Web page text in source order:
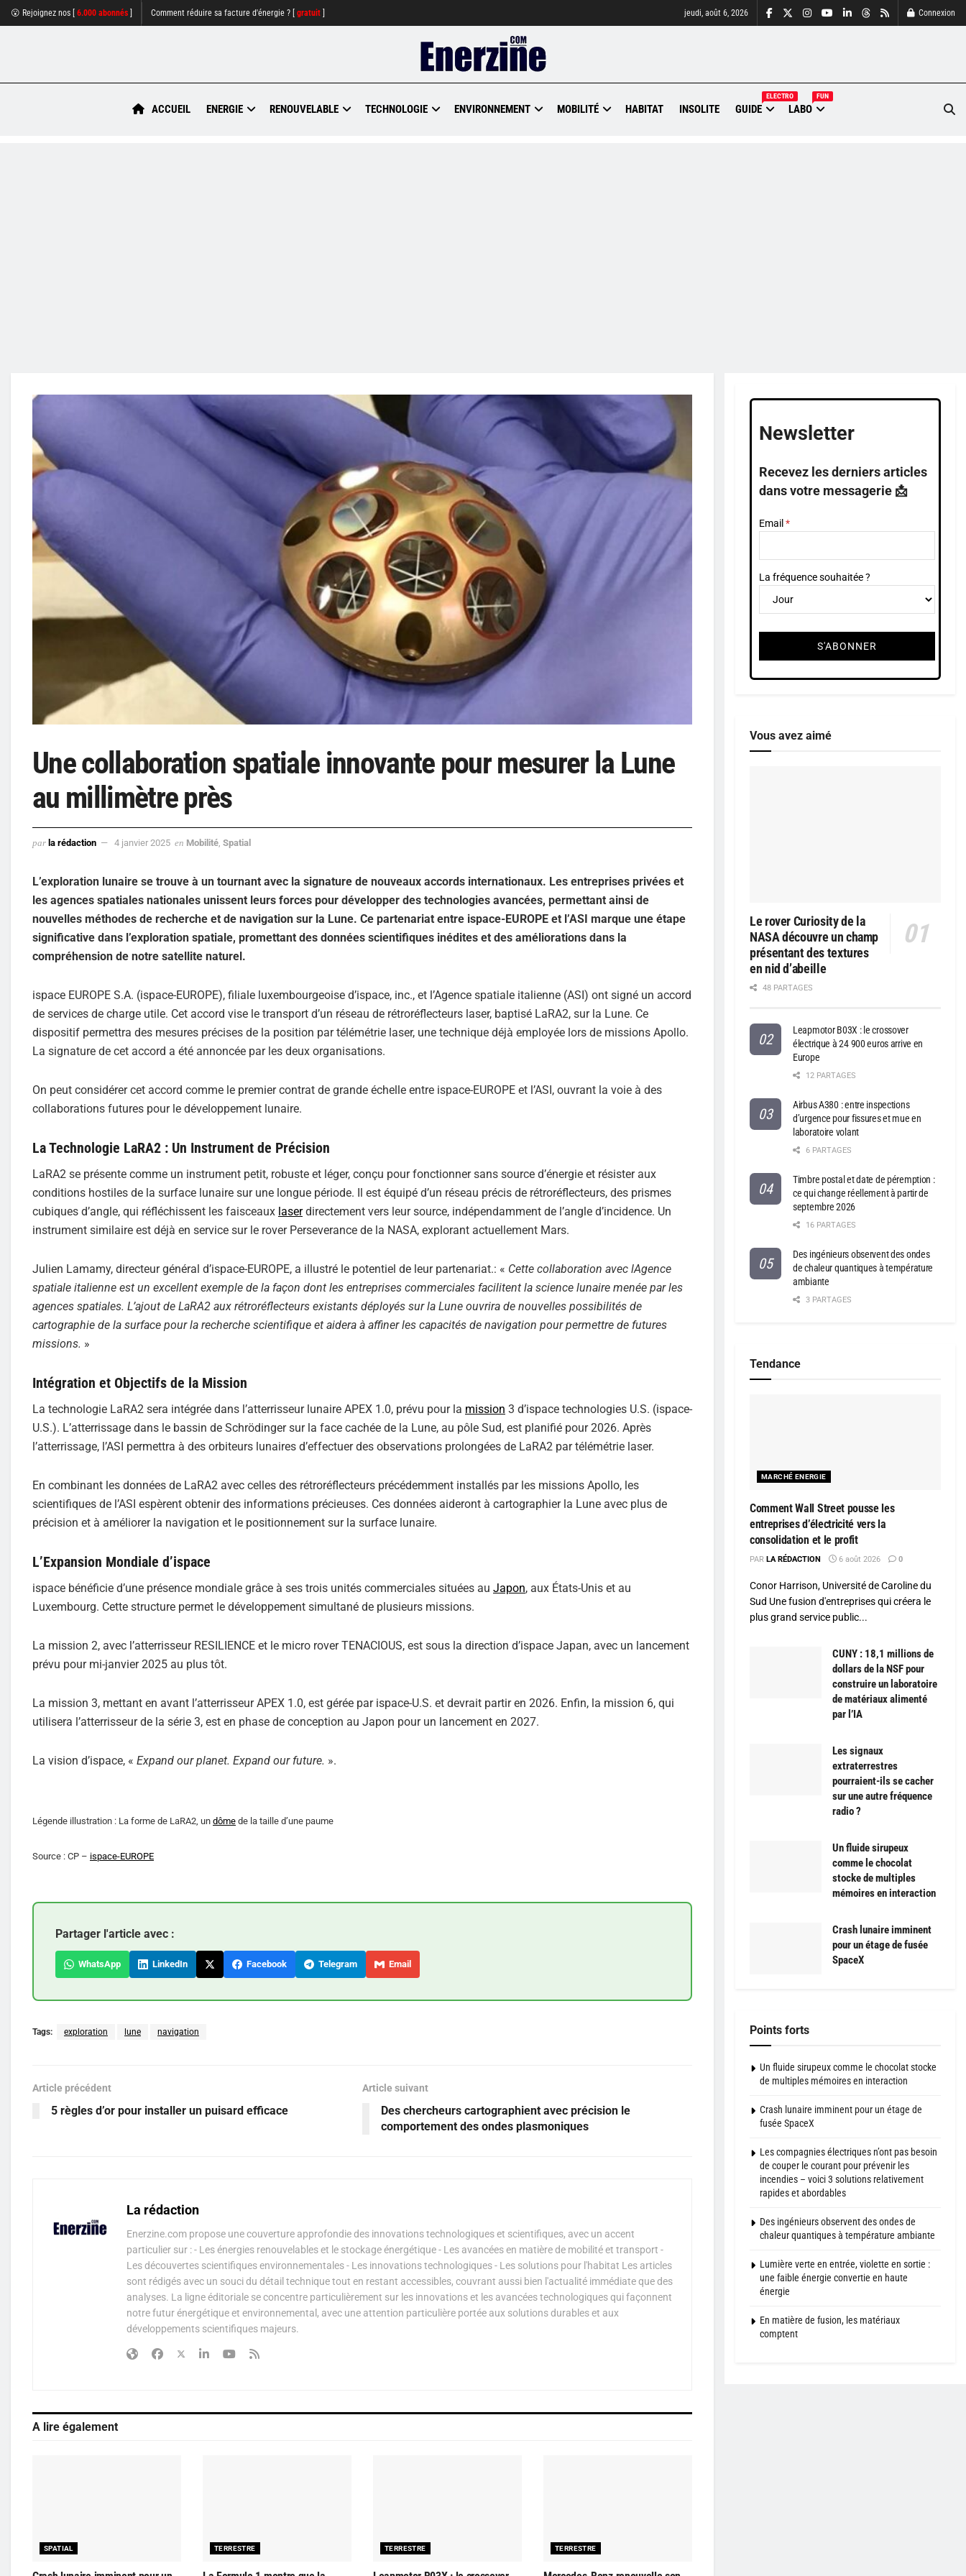
😮 Rejoignez nos [ 6.000 abonnés Comment réduire sa facture d'énergie ? [ gratuit jeudi, août 6, 2026 Connexion
ACCUEIL ENERGIE RENOUVELABLE TECHNOLOGIE ENVIRONNEMENT MOBILITÉ HABITAT INSOLITE GUIDE
ELECTRO
LABO
FUN
Une collaboration spatiale innovante pour mesurer la Lune
au millimètre près
par la rédaction 4 janvier 2025 en Mobilité Spatial
L’exploration lunaire se trouve à un tournant avec la signature de nouveaux accords internationaux. Les entreprises privées et
les agences spatiales nationales unissent leurs forces pour développer des technologies avancées, permettant ainsi de
nouvelles méthodes de recherche et de navigation sur la Lune. Ce partenariat entre ispace-EUROPE et l’ASI marque une étape
significative dans l’exploration spatiale, promettant des données scientifiques inédites et des améliorations dans la
compréhension de notre satellite naturel.
ispace EUROPE S.A. (ispace-EUROPE), filiale luxembourgeoise d’ispace, inc., et l’Agence spatiale italienne (ASI) ont signé un accord
de services de charge utile. Cet accord vise le transport d’un réseau de rétroréflecteurs laser, baptisé LaRA2, sur la Lune. Ce
dispositif permettra des mesures précises de la position par télémétrie laser, une technique déjà employée lors de missions Apollo.
La signature de cet accord a été annoncée par les deux organisations.
On peut considérer cet accord comme le premier contrat de grande échelle entre ispace-EUROPE et l’ASI, ouvrant la voie à des
collaborations futures pour le développement lunaire.
La Technologie LaRA2 : Un Instrument de Précision
LaRA2 se présente comme un instrument petit, robuste et léger, conçu pour fonctionner sans source d’énergie et résister aux
conditions hostiles de la surface lunaire sur une longue période. Il est équipé d’un réseau précis de rétroréflecteurs, des prismes
cubiques d’angle, qui réfléchissent les faisceaux laserdirectement vers leur source, indépendamment de l’angle d’incidence. Un
instrument similaire est déjà en service sur le rover Perseverance de la NASA, explorant actuellement Mars.
Julien Lamamy, directeur général d’ispace-EUROPE, a illustré le potentiel de leur partenariat.: « Cette collaboration avec lAgence
spatiale italienne est un excellent exemple de la façon dont les entreprises commerciales facilitent la science lunaire menée par les
agences spatiales. L’ajout de LaRA2 aux rétroréflecteurs existants déployés sur la Lune ouvrira de nouvelles possibilités de
cartographie de la surface pour la recherche scientifique et aidera à affiner les capacités de navigation pour permettre de futures
missions. »
Intégration et Objectifs de la Mission
La technologie LaRA2 sera intégrée dans l’atterrisseur lunaire APEX 1.0, prévu pour la mission 3 d’ispace technologies U.S. (ispace-
U.S.). L’atterrissage dans le bassin de Schrödinger sur la face cachée de la Lune, au pôle Sud, est planifié pour 2026. Après
l’atterrissage, l’ASI permettra à des orbiteurs lunaires d’effectuer des observations prolongées de LaRA2 par télémétrie laser.
En combinant les données de LaRA2 avec celles des rétroréflecteurs précédemment installés par les missions Apollo, les
scientifiques de l’ASI espèrent obtenir des informations précieuses. Ces données aideront à cartographier la Lune avec plus de
précision et à améliorer la navigation et le positionnement sur la surface lunaire.
L’Expansion Mondiale d’ispace
ispace bénéficie d’une présence mondiale grâce à ses trois unités commerciales situées au Japon, aux États-Unis et au
Luxembourg. Cette structure permet le développement simultané de plusieurs missions.
La mission 2, avec l’atterrisseur RESILIENCE et le micro rover TENACIOUS, est sous la direction d’ispace Japan, avec un lancement
prévu pour mi-janvier 2025 au plus tôt.
La mission 3, mettant en avant l’atterrisseur APEX 1.0, est gérée par ispace-U.S. et devrait partir en 2026. Enfin, la mission 6, qui
utilisera l’atterrisseur de la série 3, est en phase de conception au Japon pour un lancement en 2027.
La vision d’ispace, « Expand our planet. Expand our future. ».
Légende illustration : La forme de LaRA2, un dôme de la taille d’une paume
Source : CP – ispace-EUROPE
Partager l'article avec :
WhatsApp LinkedIn Facebook Telegram Email
Tags: exploration lune navigation
Article précédent
5 règles d’or pour installer un puisard efficace
Article suivant
Des chercheurs cartographient avec précision le
comportement des ondes plasmoniques
La rédaction
Enerzine.com propose une couverture approfondie des innovations technologiques et scientifiques, avec un accent
particulier sur : - Les énergies renouvelables et le stockage énergétique - Les avancées en matière de mobilité et transport -
Les découvertes scientifiques environnementales - Les innovations technologiques - Les solutions pour l'habitat Les articles
sont rédigés avec un souci du détail technique tout en restant accessibles, couvrant aussi bien l'actualité immédiate que des
analyses. La ligne éditoriale se concentre particulièrement sur les innovations et les avancées technologiques qui façonnent
notre futur énergétique et environnemental, avec une attention particulière portée aux solutions durables et aux
développements scientifiques majeurs.
A lire également
SPATIAL TERRESTRE TERRESTRE TERRESTRE
Newsletter
Recevez les derniers articles
dans votre messagerie 📩
Email
La fréquence souhaitée ?
Vous avez aimé
Le rover Curiosity de la
NASA découvre un champ
présentant des textures
en nid d’abeille
48 PARTAGES
Leapmotor B03X : le crossover
électrique à 24 900 euros arrive en
Europe
12 PARTAGES
Airbus A380 : entre inspections
d’urgence pour fissures et mue en
laboratoire volant
6 PARTAGES
Timbre postal et date de péremption :
ce qui change réellement à partir de
septembre 2026
16 PARTAGES
Des ingénieurs observent des ondes
de chaleur quantiques à température
ambiante
3 PARTAGES
Tendance
MARCHÉ ENERGIE
Comment Wall Street pousse les
entreprises d’électricité vers la
consolidation et le profit
PAR LA RÉDACTION 6 août 2026 0
Conor Harrison, Université de Caroline du
Sud Une fusion d'entreprises qui créera le
plus grand service public...
CUNY : 18,1 millions de
dollars de la NSF pour
construire un laboratoire
de matériaux alimenté
par l’IA
Les signaux
extraterrestres
pourraient-ils se cacher
sur une autre fréquence
radio ?
Un fluide sirupeux
comme le chocolat
stocke de multiples
mémoires en interaction
Crash lunaire imminent
pour un étage de fusée
SpaceX
Points forts
Un fluide sirupeux comme le chocolat stocke
de multiples mémoires en interaction
Crash lunaire imminent pour un étage de
fusée SpaceX
Les compagnies électriques n’ont pas besoin
de couper le courant pour prévenir les
incendies – voici 3 solutions relativement
rapides et abordables
Des ingénieurs observent des ondes de
chaleur quantiques à température ambiante
Lumière verte en entrée, violette en sortie :
une faible énergie convertie en haute
énergie
En matière de fusion, les matériaux
comptent